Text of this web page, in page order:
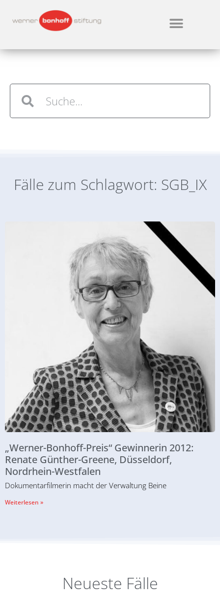
Fälle zum Schlagwort: SGB_IX
„Werner-Bonhoff-Preis“ Gewinnerin 2012:
Renate Günther-Greene, Düsseldorf,
Nordrhein-Westfalen
Dokumentarfilmerin macht der Verwaltung Beine
Weiterlesen »
Neueste Fälle